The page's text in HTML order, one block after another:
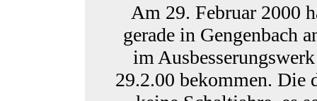
Am 29. Februar 2000
gerade in Gengenbach
im
29.2.00 bekommen. Die